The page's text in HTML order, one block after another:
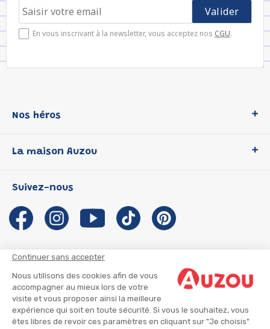
Continuer sans accepter
Nous utilisons des cookies afin de vous
accompagner au mieux lors de votre
visite et vous proposer ainsi la meilleure
expérience qui soit en toute sécurité. Si vous le souhaitez, vous
êtes libres de revoir ces paramètres en cliquant sur "Je choisis"
En vous inscrivant à la newsletter, vous acceptez nos CGU.
Nos héros
P'tit Loup
Les Influenceuses
Migali
Petite Taupe
La maison Auzou
Notre histoire
Auzou s'engage
Auteurs et illustrateurs Auzou
Suivre mon colis
Infos consommateur
Suivez-nous
CGU
CGV
Mentions légales